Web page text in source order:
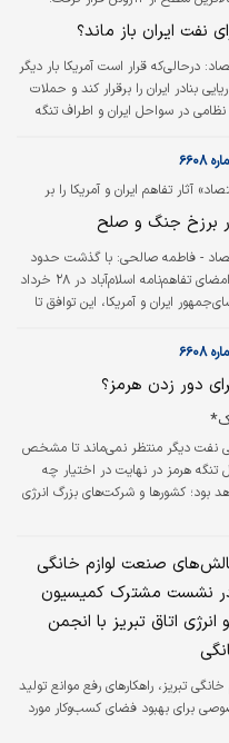
نفت ایران باز ماند؟
درحالی‌که قرار است آمریکا بار دیگر
بنادر ایران را برقرار کند و حملات
در سواحل ایران و اطراف تنگه
ژوئیه از مرز ۸۵ دلار در هر بشکه عبور کرد. اما
متفاوت و قابل‌تأمل از هرمز ارائه
پیش از آغاز محاصره تازه آمریکا،
بودند.
«دنیای اقتصاد» آثار تفاهم ایران و آمریکا‌ را بر
بررسی کرد
۶۶۰۸
برزخ جنگ و صلح
- فاطمه صالحی: با گذشت حدود
۲۰ روز از امضای تفاهم‌نامه اسلام‌آباد در ۲۸ خرداد
ایران و آمریکا، این توافق تا
برای فعالیت‌های تولیدی و تجاری آرام‌تر
بازگشت تنش‌ها ظاهر شد و بار
بر اقتصاد کشور افتاده
کوتاه، به اندازه‌ای نبود که تغییرات
حوزه تولید، سرمایه‌گذاری یا تجارت
کند، اما پیام آن برای فعالان
روشن بود: حتی کاهش…
۶۶۰۸
دور زدن هرمز؟
نفت دیگر منتظر نمی‌ماند تا مشخص
تنگه هرمز در نهایت در اختیار چه
بود؛ کشورها و شرکت‌های بزرگ انرژی
ایران و آمریکا بار دیگر توجه‌ها را به
به‌عنوان یکی از مهم‌ترین گلوگاه‌های
جهان، جلب کرده است. از همین رو،
اکنون انگیزه‌ای نیرومند دارد تا
سرانجام این درگیری، وابستگی خود را
صنعت لوازم خانگی
نشست مشترک کمیسیون
اتاق تبریز با انجمن
تبریز، راهکارهای رفع موانع تولید
برای بهبود فضای کسب‌وکار مورد